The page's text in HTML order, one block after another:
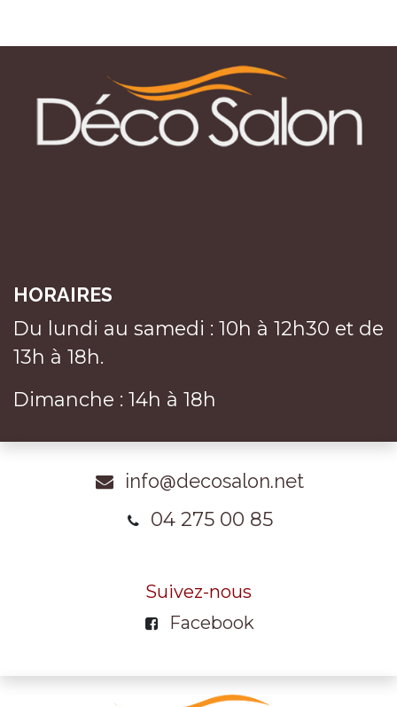
HORAIRES
Du lundi au samedi : 10h à 12h30 et de
13h à 18h.
Dimanche : 14h à 18h
info@decosalon.net
04 275 00 85
Suivez-nous
Facebook